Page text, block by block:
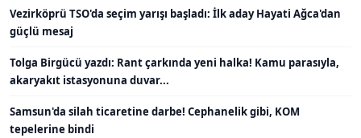
Vezirköprü TSO'da seçim yarışı başladı: İlk aday Hayati Ağca'dan
güçlü mesaj
Tolga Birgücü yazdı: Rant çarkında yeni halka! Kamu parasıyla,
akaryakıt istasyonuna duvar...
Samsun'da silah ticaretine darbe! Cephanelik gibi, KOM
tepelerine bindi